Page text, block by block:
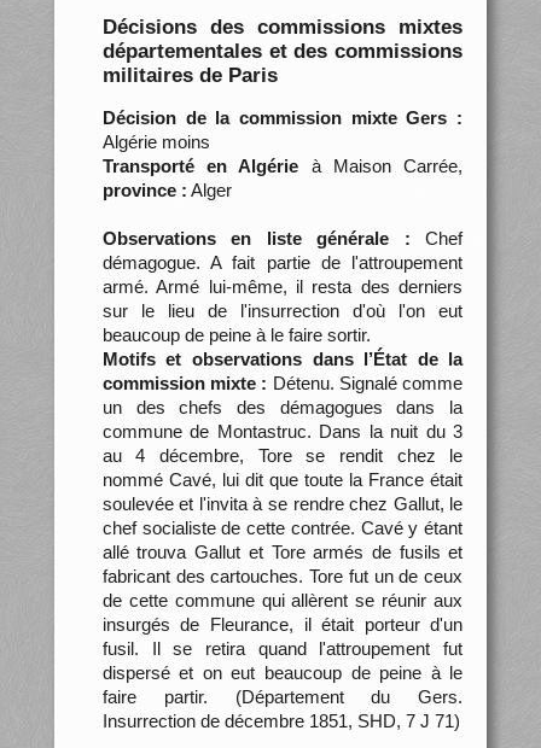
Décisions des commissions mixtes
départementales et des commissions
militaires de Paris
Décision de la commission mixte Gers :
Algérie moins
Transporté en Algérie à Maison Carrée,
province : Alger
Observations en liste générale : Chef
démagogue. A fait partie de l'attroupement
armé. Armé lui-même, il resta des derniers
sur le lieu de l'insurrection d'où l'on eut
beaucoup de peine à le faire sortir.
Motifs et observations dans l’État de la
commission mixte : Détenu. Signalé comme
un des chefs des démagogues dans la
commune de Montastruc. Dans la nuit du 3
au 4 décembre, Tore se rendit chez le
nommé Cavé, lui dit que toute la France était
soulevée et l'invita à se rendre chez Gallut, le
chef socialiste de cette contrée. Cavé y étant
allé trouva Gallut et Tore armés de fusils et
fabricant des cartouches. Tore fut un de ceux
de cette commune qui allèrent se réunir aux
insurgés de Fleurance, il était porteur d'un
fusil. Il se retira quand l'attroupement fut
dispersé et on eut beaucoup de peine à le
faire partir. (Département du Gers.
Insurrection de décembre 1851, SHD, 7 J 71)